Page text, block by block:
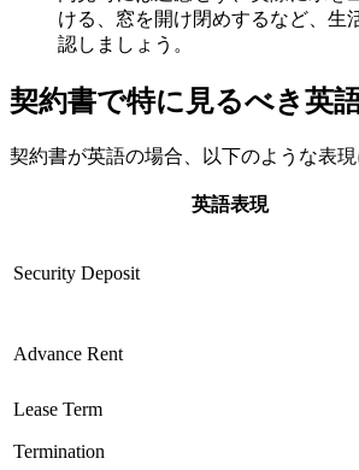
ける、窓を開け閉めするなど、生
認しましょう。
契約書で特に見るべき英
契約書が英語の場合、以下のような表現
英語表現
Security Deposit
Advance Rent
Lease Term
Termination